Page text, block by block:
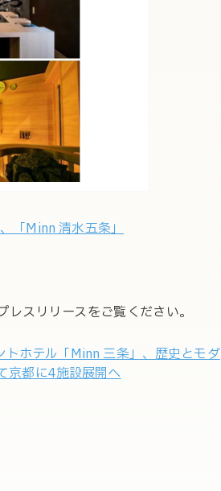
「Minn 清水五条」
スリリースをご覧ください。
ホテル「Minn 三条」、歴史とモダ
京都に4施設展開へ